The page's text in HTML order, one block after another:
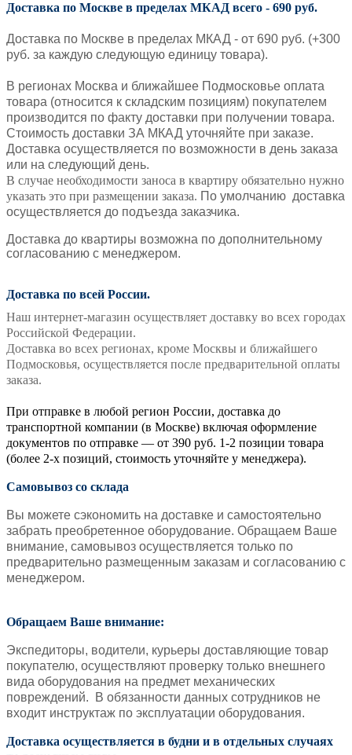
Доставка по Москве в пределах МКАД всего - 690 руб.
Доставка по Москве в пределах МКАД - от 690 руб. (+300
руб. за каждую следующую единицу товара).
В регионах Москва и ближайшее Подмосковье оплата
товара (относится к складским позициям) покупателем
производится по факту доставки при получении товара.
Стоимость доставки ЗА МКАД уточняйте при заказе.
Доставка осуществляется по возможности в день заказа
или на следующий день.
В случае необходимости заноса в квартиру обязательно нужно
указать это при размещении заказа. По умолчанию доставка
осуществляется до подъезда заказчика.
Доставка до квартиры возможна по дополнительному
согласованию с менеджером.
Доставка по всей России.
Наш интернет-магазин осуществляет доставку во всех городах
Российской Федерации.
Доставка во всех регионах, кроме Москвы и ближайшего
Подмосковья, осуществляется после предварительной оплаты
заказа.
При отправке в любой регион России, доставка до
транспортной компании (в Москве) включая оформление
документов по отправке — от 390 руб. 1-2 позиции товара
(более 2-х позиций, стоимость уточняйте у менеджера).
Самовывоз со склада
Вы можете сэкономить на доставке и самостоятельно
забрать преобретенное оборудование. Обращаем Ваше
внимание, самовывоз осуществляется только по
предварительно размещенным заказам и согласованию с
менеджером.
Обращаем Ваше внимание:
Экспедиторы, водители, курьеры доставляющие товар
покупателю, осуществляют проверку только внешнего
вида оборудования на предмет механических
повреждений. В обязанности данных сотрудников не
входит инструктаж по эксплуатации оборудования.
Доставка осуществляется в будни и в отдельных случаях